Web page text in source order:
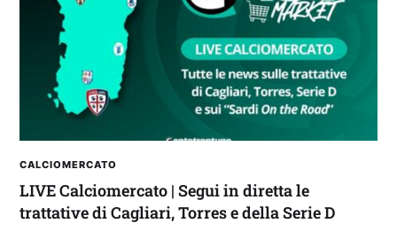
CALCIOMERCATO
LIVE Calciomercato | Segui in diretta le
trattative di Cagliari, Torres e della Serie D